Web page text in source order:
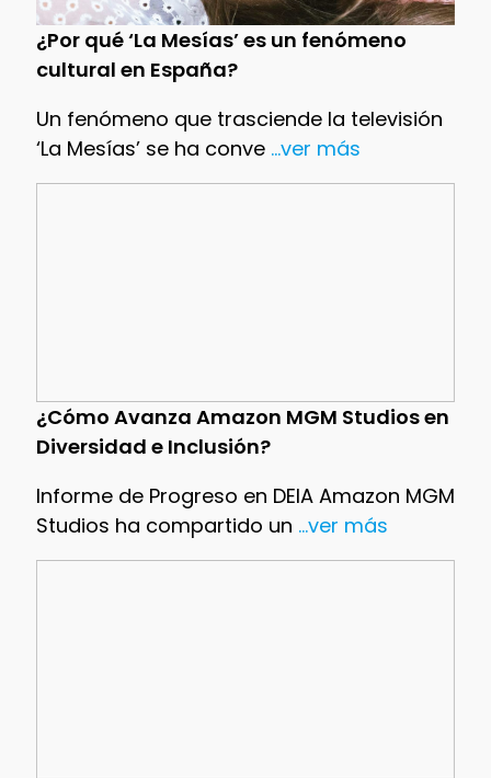
¿Por qué ‘La Mesías’ es un fenómeno
cultural en España?
Un fenómeno que trasciende la televisión
‘La Mesías’ se ha conve...ver más
¿Cómo Avanza Amazon MGM Studios en
Diversidad e Inclusión?
Informe de Progreso en DEIA Amazon MGM
Studios ha compartido un ...ver más